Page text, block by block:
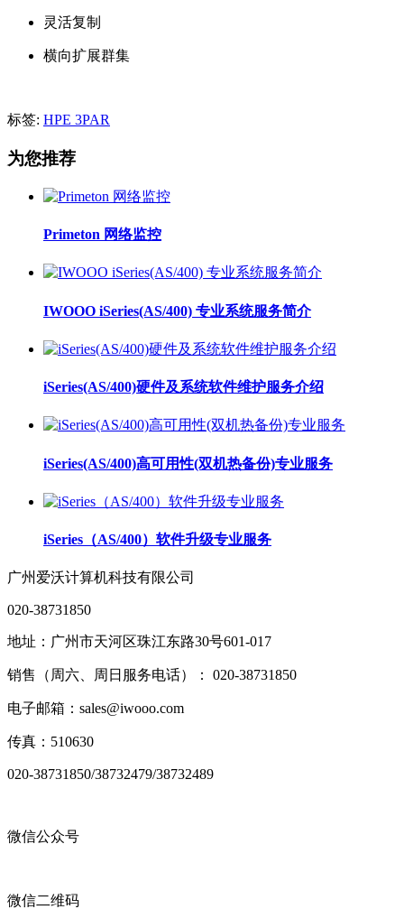
灵活复制
横向扩展群集
标签: HPE 3PAR
为您推荐
Primeton 网络监控
IWOOO iSeries(AS/400) 专业系统服务简介
iSeries(AS/400)硬件及系统软件维护服务介绍
iSeries(AS/400)高可用性(双机热备份)专业服务
iSeries（AS/400）软件升级专业服务
广州爱沃计算机科技有限公司
020-38731850
地址：广州市天河区珠江东路30号601-017
销售（周六、周日服务电话）： 020-38731850
电子邮箱：sales@iwooo.com
传真：510630
020-38731850/38732479/38732489
微信公众号
微信二维码